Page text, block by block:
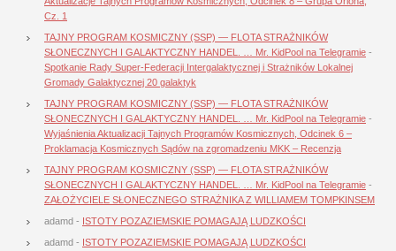
Cz. 1
TAJNY PROGRAM KOSMICZNY (SSP) — FLOTA STRAŻNIKÓW
SŁONECZNYCH I GALAKTYCZNY HANDEL. … Mr. KidPool na Telegramie -
Spotkanie Rady Super-Federacji Intergalaktycznej i Strażników Lokalnej
Gromady Galaktycznej 20 galaktyk
TAJNY PROGRAM KOSMICZNY (SSP) — FLOTA STRAŻNIKÓW
SŁONECZNYCH I GALAKTYCZNY HANDEL. … Mr. KidPool na Telegramie -
Wyjaśnienia Aktualizacji Tajnych Programów Kosmicznych, Odcinek 6 –
Proklamacja Kosmicznych Sądów na zgromadzeniu MKK – Recenzja
TAJNY PROGRAM KOSMICZNY (SSP) — FLOTA STRAŻNIKÓW
SŁONECZNYCH I GALAKTYCZNY HANDEL. … Mr. KidPool na Telegramie -
ZAŁOŻYCIELE SŁONECZNEGO STRAŻNIKA Z WILLIAMEM TOMPKINSEM
adamd - ISTOTY POZAZIEMSKIE POMAGAJĄ LUDZKOŚCI
adamd - ISTOTY POZAZIEMSKIE POMAGAJĄ LUDZKOŚCI